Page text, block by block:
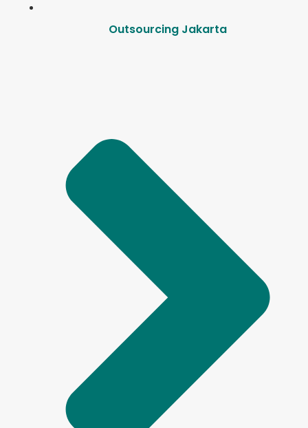
Outsourcing Jakarta